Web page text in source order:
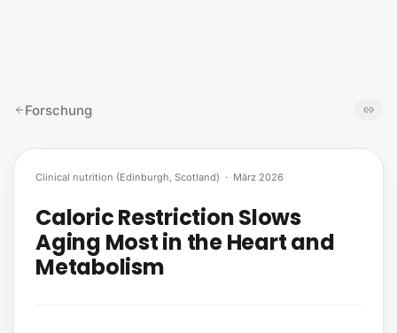
Forschung
Clinical nutrition (Edinburgh, Scotland) · März 2026
Caloric Restriction Slows
Aging Most in the Heart and
Metabolism